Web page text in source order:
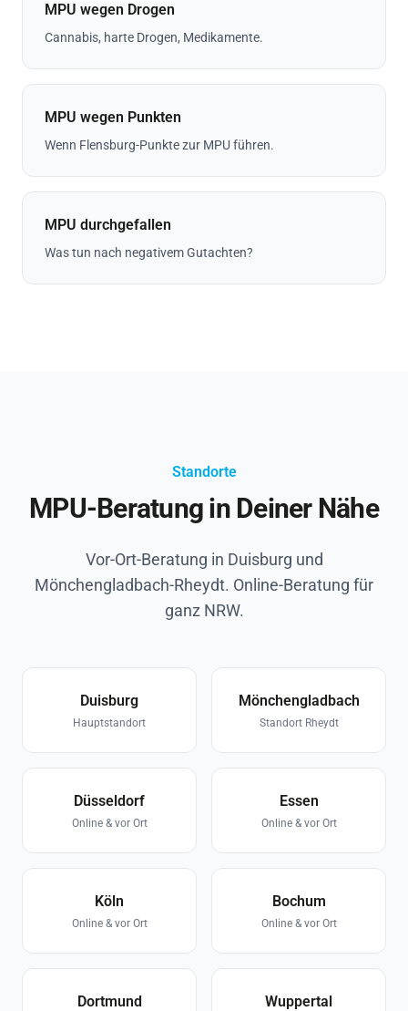
MPU wegen Drogen
Cannabis, harte Drogen, Medikamente.
MPU wegen Punkten
Wenn Flensburg-Punkte zur MPU führen.
MPU durchgefallen
Was tun nach negativem Gutachten?
Standorte
MPU-Beratung in Deiner Nähe
Vor-Ort-Beratung in Duisburg und
Mönchengladbach-Rheydt. Online-Beratung für
ganz NRW.
Duisburg
Hauptstandort
Mönchengladbach
Standort Rheydt
Düsseldorf
Online & vor Ort
Essen
Online & vor Ort
Köln
Online & vor Ort
Bochum
Online & vor Ort
Dortmund Wuppertal